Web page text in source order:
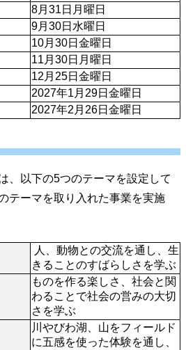
8月31日月曜日
9月30日水曜日
10月30日金曜日
11月30日月曜日
12月25日金曜日
2027年1月29日金曜日
2027年2月26日金曜日
、以下の5つのテーマを設定して
テーマを取り入れた事業を実施
きることのすばらしさを学ぶ
ものを作る楽しさ、社会と関
わることで社会の営みの大切
さを学ぶ
川やびわ湖、山をフィールド
に五感を使った体験を通し、